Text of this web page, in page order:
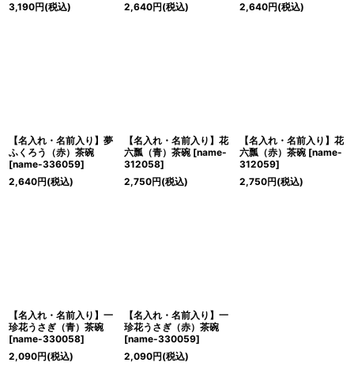
3,190円(税込)
2,640円(税込)
2,640円(税込)
【名入れ・名前入り】夢
ふくろう（赤）茶碗
[name-336059]
2,640円(税込)
【名入れ・名前入り】花
六瓢（青）茶碗 [name-
312058]
2,750円(税込)
【名入れ・名前入り】花
六瓢（赤）茶碗 [name-
312059]
2,750円(税込)
【名入れ・名前入り】一
珍花うさぎ（青）茶碗
[name-330058]
2,090円(税込)
【名入れ・名前入り】一
珍花うさぎ（赤）茶碗
[name-330059]
2,090円(税込)